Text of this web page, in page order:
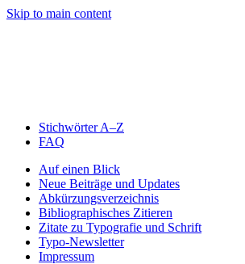
Skip to main content
Stichwörter A–Z
FAQ
Auf einen Blick
Neue Beiträge und Updates
Abkürzungsverzeichnis
Bibliographisches Zitieren
Zitate zu Typografie und Schrift
Typo-Newsletter
Impressum